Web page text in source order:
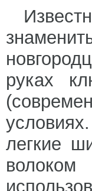
руках
легкие